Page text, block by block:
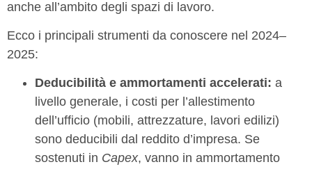
anche all’ambito degli spazi di lavoro.
Ecco i principali strumenti da conoscere nel 2024–
2025:
Deducibilità e ammortamenti accelerati: a
livello generale, i costi per l’allestimento
dell’ufficio (mobili, attrezzature, lavori edilizi)
sono deducibili dal reddito d’impresa. Se
sostenuti in Capex, vanno in ammortamento